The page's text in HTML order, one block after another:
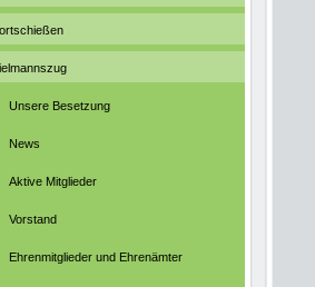
Unsere Besetzung
News
Aktive Mitglieder
Vorstand
Ehrenmitglieder und Ehrenämter